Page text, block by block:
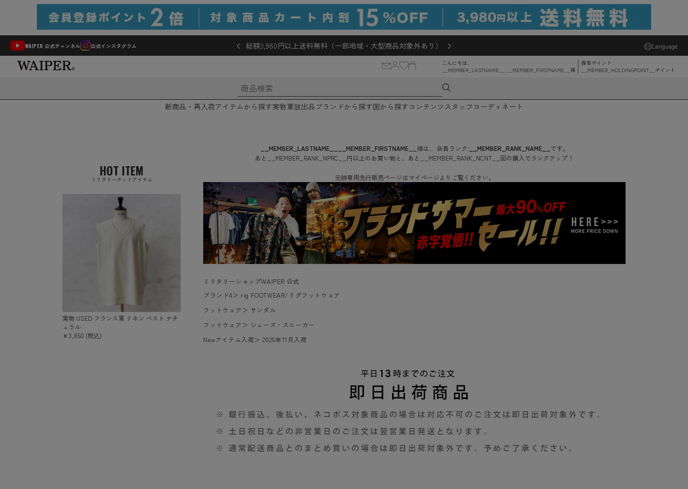
WAIPER 公式チャンネル 公式インスタグラム 総額3,980円以上送料無料（一部地域・大型商品対象外あり） Language
こんにちは、
__MEMBER_LASTNAME__ __MEMBER_FIRSTNAME__ 様
保有ポイント：
__MEMBER_HOLDINGPOINT__
ポイント
新商品・再入荷アイテムから探す実物軍放出品 ブランドから探す国から探す コンテンツ スタッフコーディネート
__MEMBER_LASTNAME__ __MEMBER_FIRSTNAME__ 様は、 会員ランク: __MEMBER_RANK_NAME__ です。
あと
__MEMBER_RANK_NPRC__ 円以上のお買い物と、あと __MEMBER_RANK_NCNT__ 回の購入でランクアップ！
元帥専用先行販売ページはマイページよりご覧ください。
ミリタリーショップWAIPER 公式
ブランド4＞ rig FOOTWEAR/リグフットウェア
フットウェア ＞ サンダル
フットウェア ＞ シューズ・スニーカー
Newアイテム入荷＞ 2025年11月入荷
HOT ITEM
ミリタリーホットアイテム
実物 USED フランス軍 リネン ベスト ナチ
ュラル
￥3,850 (税込)